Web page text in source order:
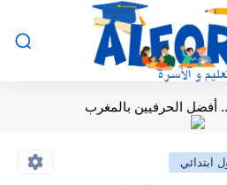
الحرفيين بالمغرب
ابتدائي